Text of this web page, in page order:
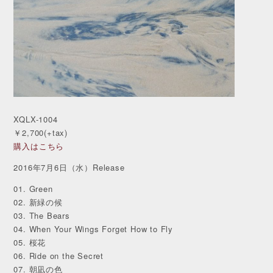
XQLX-1004
￥2,700(+tax)
購入はこちら
2016年7月6日（水）Release
01. Green
02. 新緑の候
03. The Bears
04. When Your Wings Forget How to Fly
05. 桜花
06. Ride on the Secret
07. 朝凪の色